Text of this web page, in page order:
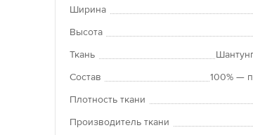
Ширина
Высота
Ткань
Состав
100% —
Плотность ткани
Производитель ткани
панорамным